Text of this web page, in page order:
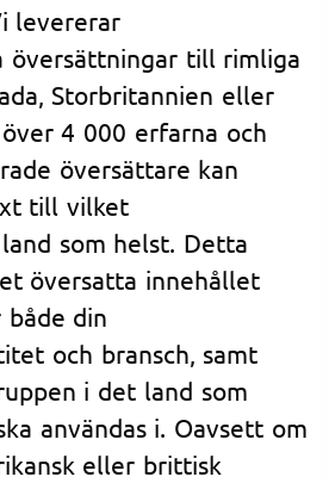
levererar
översättningar till rimliga
Storbritannien eller
4 000 erfarna och
översättare kan
till vilket
som helst. Detta
översatta innehållet
din
och bransch, samt
i det land som
användas i. Oavsett om
eller brittisk